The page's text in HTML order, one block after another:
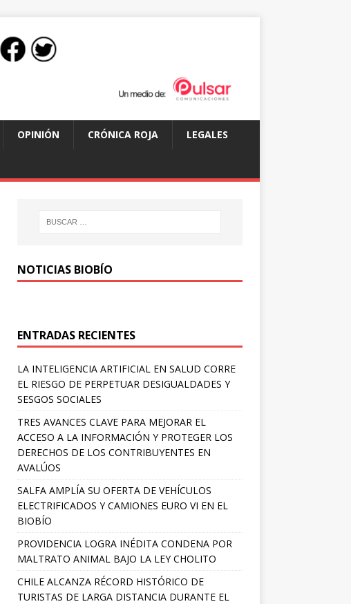
OPINIÓN CRÓNICA ROJA LEGALES
NOTICIAS BIOBÍO
ENTRADAS RECIENTES
LA INTELIGENCIA ARTIFICIAL EN SALUD CORRE
EL RIESGO DE PERPETUAR DESIGUALDADES Y
SESGOS SOCIALES
TRES AVANCES CLAVE PARA MEJORAR EL
ACCESO A LA INFORMACIÓN Y PROTEGER LOS
DERECHOS DE LOS CONTRIBUYENTES EN
AVALÚOS
SALFA AMPLÍA SU OFERTA DE VEHÍCULOS
ELECTRIFICADOS Y CAMIONES EURO VI EN EL
BIOBÍO
PROVIDENCIA LOGRA INÉDITA CONDENA POR
MALTRATO ANIMAL BAJO LA LEY CHOLITO
CHILE ALCANZA RÉCORD HISTÓRICO DE
TURISTAS DE LARGA DISTANCIA DURANTE EL